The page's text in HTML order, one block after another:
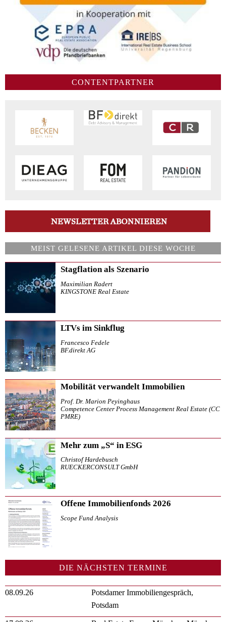
CONTENTPARTNER
MEIST GELESENE ARTIKEL DIESE WOCHE
Stagflation als Szenario
Maximilian Radert
KINGSTONE Real Estate
LTVs im Sinkflug
Francesco Fedele
BF.direkt AG
Mobilität verwandelt Immobilien
Prof. Dr. Marion Peyinghaus
Competence Center Process Management Real Estate (CC
PMRE)
Mehr zum „S“ in ESG
Christof Hardebusch
RUECKERCONSULT GmbH
Offene Immobilienfonds 2026
Scope Fund Analysis
DIE NÄCHSTEN TERMINE
08.09.26
Potsdamer Immobiliengespräch,
Potsdam